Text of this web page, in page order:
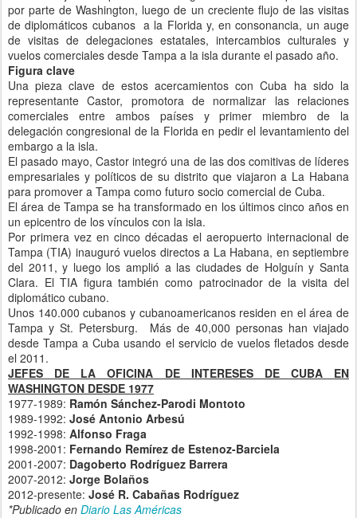
por parte de Washington, luego de un creciente flujo de las visitas
de diplomáticos cubanos a la Florida y, en consonancia, un auge
de visitas de delegaciones estatales, intercambios culturales y
vuelos comerciales desde Tampa a la isla durante el pasado año.
Figura clave
Una pieza clave de estos acercamientos con Cuba ha sido la
representante Castor, promotora de normalizar las relaciones
comerciales entre ambos países y primer miembro de la
delegación congresional de la Florida en pedir el levantamiento del
embargo a la isla.
El pasado mayo, Castor integró una de las dos comitivas de líderes
empresariales y políticos de su distrito que viajaron a La Habana
para promover a Tampa como futuro socio comercial de Cuba.
El área de Tampa se ha transformado en los últimos cinco años en
un epicentro de los vínculos con la isla.
Por primera vez en cinco décadas el aeropuerto internacional de
Tampa (TIA) inauguró vuelos directos a La Habana, en septiembre
del 2011, y luego los amplió a las ciudades de Holguín y Santa
Clara. El TIA figura también como patrocinador de la visita del
diplomático cubano.
Unos 140.000 cubanos y cubanoamericanos residen en el área de
Tampa y St. Petersburg. Más de 40,000 personas han viajado
desde Tampa a Cuba usando el servicio de vuelos fletados desde
el 2011.
JEFES DE LA OFICINA DE INTERESES DE CUBA EN
WASHINGTON DESDE 1977
1977-1989: Ramón Sánchez-Parodi Montoto
1989-1992: José Antonio Arbesú
1992-1998: Alfonso Fraga
1998-2001: Fernando Remírez de Estenoz-Barciela
2001-2007: Dagoberto Rodríguez Barrera
2007-2012: Jorge Bolaños
2012-presente: José R. Cabañas Rodríguez
*Publicado en Diario Las Américas